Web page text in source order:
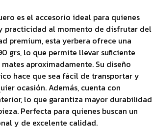
es el accesorio ideal para quienes
practicidad al momento de disfrutar del
premium, esta yerbera ofrece una
grs, lo que permite llevar suficiente
aproximadamente. Su diseño
hace que sea fácil de transportar y
ocasión. Además, cuenta con
lo que garantiza mayor durabilidad
Perfecta para quienes buscan un
y de excelente calidad.